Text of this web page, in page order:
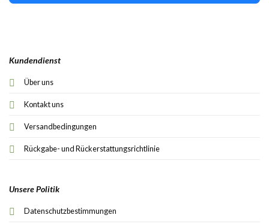
Kundendienst
Über uns
Kontakt uns
Versandbedingungen
Rückgabe- und Rückerstattungsrichtlinie
Unsere Politik
Datenschutzbestimmungen